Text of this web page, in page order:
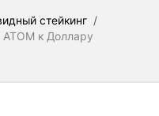
стейкинг /
к Доллару